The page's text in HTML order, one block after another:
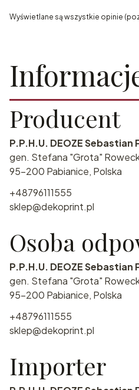
Wyświetlane są wszystkie opinie
Producent
P.P.H.U. DEOZE Sebastian
gen. Stefana "Grota"
95-200 Pabianice, Polska
+48796111555
sklep@dekoprint.pl
Osoba
P.P.H.U. DEOZE Sebastian
gen. Stefana "Grota"
95-200 Pabianice, Polska
+48796111555
sklep@dekoprint.pl
Importer